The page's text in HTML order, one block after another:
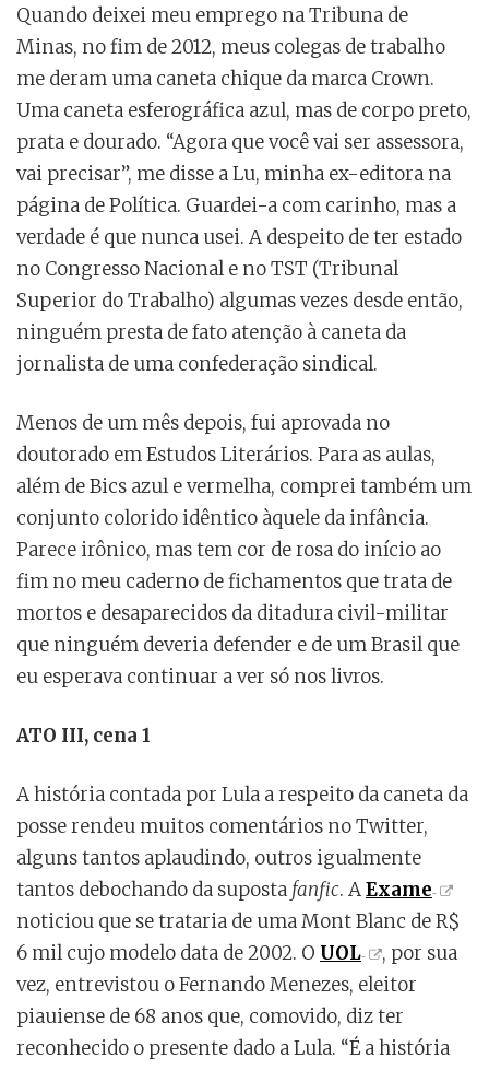
Quando deixei meu emprego na Tribuna de
Minas, no fim de 2012, meus colegas de trabalho
me deram uma caneta chique da marca Crown.
Uma caneta esferográfica azul, mas de corpo preto,
prata e dourado. “Agora que você vai ser assessora,
vai precisar”, me disse a Lu, minha ex-editora na
página de Política. Guardei-a com carinho, mas a
verdade é que nunca usei. A despeito de ter estado
no Congresso Nacional e no TST (Tribunal
Superior do Trabalho) algumas vezes desde então,
ninguém presta de fato atenção à caneta da
jornalista de uma confederação sindical.
Menos de um mês depois, fui aprovada no
doutorado em Estudos Literários. Para as aulas,
além de Bics azul e vermelha, comprei também um
conjunto colorido idêntico àquele da infância.
Parece irônico, mas tem cor de rosa do início ao
fim no meu caderno de fichamentos que trata de
mortos e desaparecidos da ditadura civil-militar
que ninguém deveria defender e de um Brasil que
eu esperava continuar a ver só nos livros.
ATO III, cena 1
A história contada por Lula a respeito da caneta da
posse rendeu muitos comentários no Twitter,
alguns tantos aplaudindo, outros igualmente
tantos debochando da suposta fanfic. AExame
noticiou que se trataria de uma Mont Blanc de R$
6 mil cujo modelo data de 2002. O UOL
, por sua
vez, entrevistou o Fernando Menezes, eleitor
piauiense de 68 anos que, comovido, diz ter
reconhecido o presente dado a Lula. “É a história